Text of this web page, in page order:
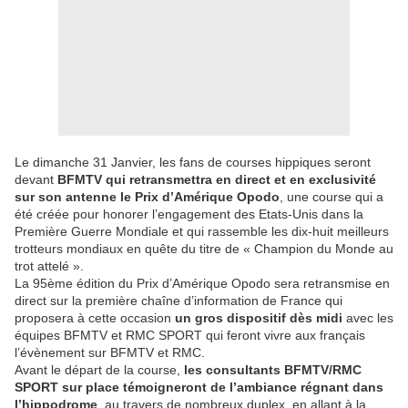
Le dimanche 31 Janvier, les fans de courses hippiques seront
devant BFMTV qui retransmettra en direct et en exclusivité
sur son antenne le Prix d’Amérique Opodo , une course qui a
été créée pour honorer l’engagement des Etats-Unis dans la
Première Guerre Mondiale et qui rassemble les dix-huit meilleurs
trotteurs mondiaux en quête du titre de « Champion du Monde au
trot attelé ».
La 95ème édition du Prix d’Amérique Opodo sera retransmise en
direct sur la première chaîne d’information de France qui
proposera à cette occasion un gros dispositif dès midi avec les
équipes BFMTV et RMC SPORT qui feront vivre aux français
l’évènement sur BFMTV et RMC.
Avant le départ de la course, les consultants BFMTV/RMC
SPORT sur place témoigneront de l’ambiance régnant dans
l’hippodrome , au travers de nombreux duplex, en allant à la